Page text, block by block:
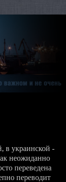
в украинской -
неожиданно
переведена
переводит